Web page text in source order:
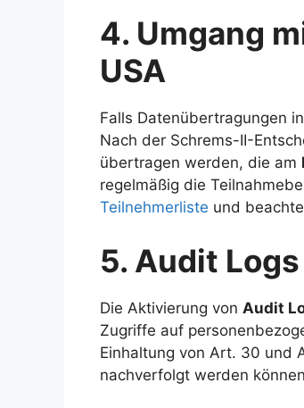
4. Umgang
USA
Falls Datenübertragungen
Nach der Schrems-II-
übertragen werden, die am
regelmäßig die
Teilnehmerliste und
5. Audit
Die Aktivierung von Audit
Zugriffe auf
Einhaltung von Art. 30 und
nachverfolgt werden